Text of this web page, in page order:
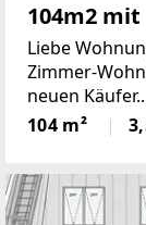
104m2 mit
Liebe
Zimmer-
neuen
ruhigen
Ortszentrum
104 m²